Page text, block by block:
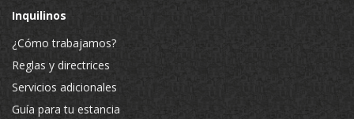
Inquilinos
¿Cómo trabajamos?
Reglas y directrices
Servicios adicionales
Guía para tu estancia